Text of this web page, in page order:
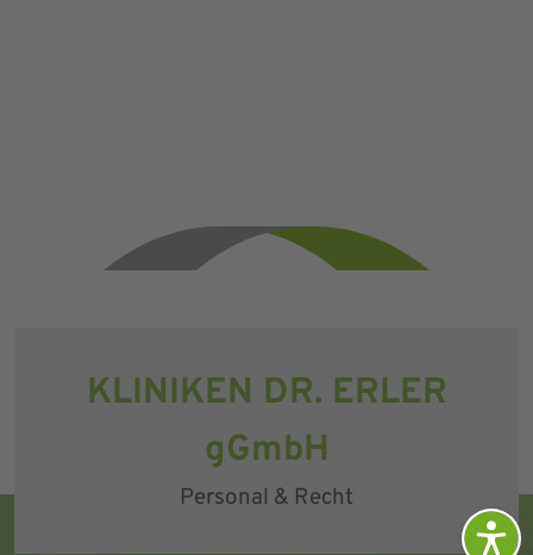
KLINIKEN DR. ERLER
gGmbH
Personal & Recht